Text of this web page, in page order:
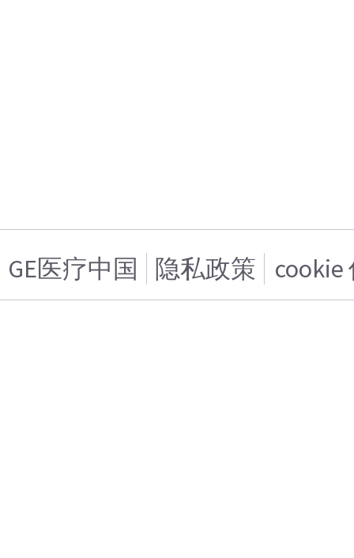
GE医疗中国 隐私政策 cookie